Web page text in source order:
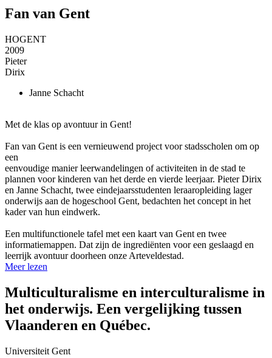
Fan van Gent
HOGENT
2009
Pieter
Dirix
Janne Schacht
Met de klas op avontuur in Gent!
Fan van Gent is een vernieuwend project voor stadsscholen om op
een
eenvoudige manier leerwandelingen of activiteiten in de stad te
plannen voor kinderen van het derde en vierde leerjaar. Pieter Dirix
en Janne Schacht, twee eindejaarsstudenten leraaropleiding lager
onderwijs aan de hogeschool Gent, bedachten het concept in het
kader van hun eindwerk.
Een multifunctionele tafel met een kaart van Gent en twee
informatiemappen. Dat zijn de ingrediënten voor een geslaagd en
leerrijk avontuur doorheen onze Arteveldestad.
Meer lezen
Multiculturalisme en interculturalisme in
het onderwijs. Een vergelijking tussen
Vlaanderen en Québec.
Universiteit Gent